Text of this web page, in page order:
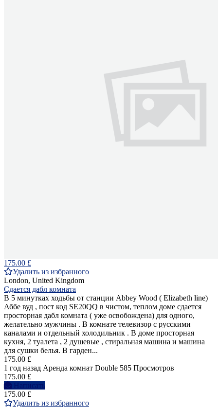
175.00 £
Удалить из избранного
London, United Kingdom
Сдается дабл комната
В 5 минутках ходьбы от станции Abbey Wood ( Elizabeth line)
Аббе вуд , пост код SE20QQ в чистом, теплом доме сдается
просторная дабл комната ( уже освобождена) для одного,
желательно мужчины . В комнате телевизор с русскими
каналами и отдельный холодильник . В доме просторная
кухня, 2 туалета , 2 душевые , стиральная машина и машина
для сушки белья. В гарден...
175.00 £
1 год назад Аренда комнат Double 585 Просмотров
175.00 £
Написать
175.00 £
Удалить из избранного